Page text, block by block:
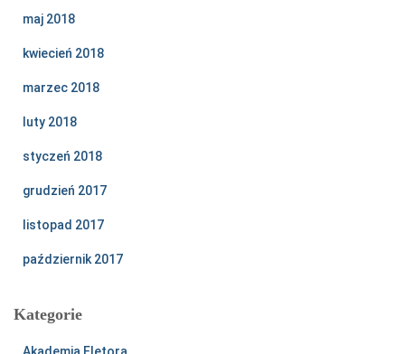
maj 2018
kwiecień 2018
marzec 2018
luty 2018
styczeń 2018
grudzień 2017
listopad 2017
październik 2017
Kategorie